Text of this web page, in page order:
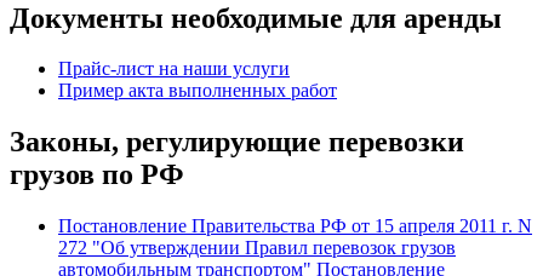
Документы необходимые для аренды
Прайс-лист на наши услуги
Пример акта выполненных работ
Законы, регулирующие перевозки
грузов по РФ
Постановление Правительства РФ от 15 апреля 2011 г. N
272 "Об утверждении Правил перевозок грузов
автомобильным транспортом" Постановление